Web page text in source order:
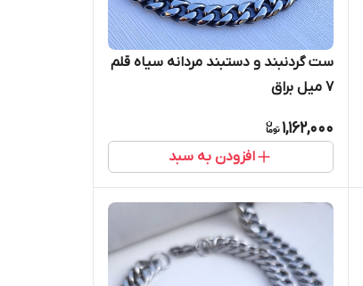
ست گردنبند و دستبند مردانه سیاه قلم
۷ میل براق
1,162,000
افزودن به سبد